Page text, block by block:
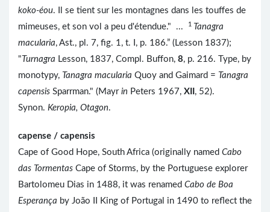
koko-éou. Il se tient sur les montagnes dans les touffes de
mimeuses, et son vol a peu d'étendue." ...
1
Tanagra
macularia, Ast., pl. 7, fig. 1, t. I, p. 186.” (Lesson 1837);
" Turnagra Lesson, 1837, Compl. Buffon, 8, p. 216. Type, by
monotypy, Tanagra macularia Quoy and Gaimard = Tanagra
capensis Sparrman." (Mayr in Peters 1967, XII , 52).
Synon. Keropia, Otagon.
capense / capensis
Cape of Good Hope, South Africa (originally named Cabo
das Tormentas Cape of Storms, by the Portuguese explorer
Bartolomeu Dias in 1488, it was renamed Cabo de Boa
Esperança by João II King of Portugal in 1490 to reflect the